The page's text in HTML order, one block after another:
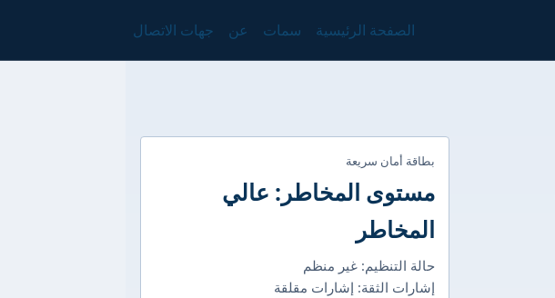
الصفحة الرئيسية سمات عن جهات الاتصال
بطاقة أمان سريعة
مستوى المخاطر: عالي
المخاطر
حالة التنظيم: غير منظم
إشارات الثقة: إشارات مقلقة